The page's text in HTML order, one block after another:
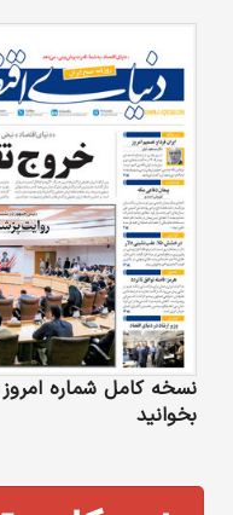
نسخه کامل شماره امروز
بخوانید